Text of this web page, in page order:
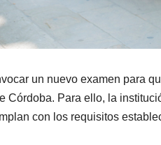
un nuevo examen para
Córdoba. Para ello, la
con los requisitos